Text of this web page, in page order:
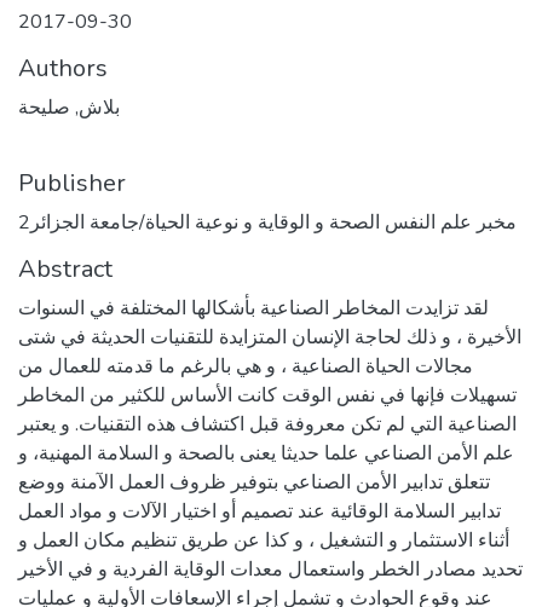
2017-09-30
Authors
بلاش, صليحة
Publisher
مخبر علم النفس الصحة و الوقاية و نوعية الحياة/جامعة الجزائر2
Abstract
لقد تزايدت المخاطر الصناعية بأشكالها المختلفة في السنوات
الأخيرة ، و ذلك لحاجة الإنسان المتزايدة للتقنيات الحديثة في شتى
مجالات الحياة الصناعية ، و هي بالرغم ما قدمته للعمال من
تسهيلات فإنها في نفس الوقت كانت الأساس للكثير من المخاطر
الصناعية التي لم تكن معروفة قبل اكتشاف هذه التقنيات. و يعتبر
علم الأمن الصناعي علما حديثا يعنى بالصحة و السلامة المهنية، و
تتعلق تدابير الأمن الصناعي بتوفير ظروف العمل الآمنة ووضع
تدابير السلامة الوقائية عند تصميم أو اختيار الآلات و مواد العمل
أثناء الاستثمار و التشغيل ، و كذا عن طريق تنظيم مكان العمل و
تحديد مصادر الخطر واستعمال معدات الوقاية الفردية و في الأخير
عند وقوع الحوادث و تشمل إجراء الإسعافات الأولية و عمليات